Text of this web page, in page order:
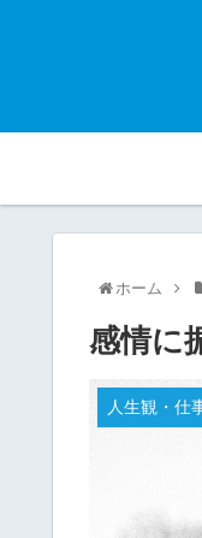
ホーム
感情に
人生観・仕